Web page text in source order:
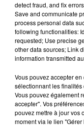
detect fraud, and fix
Save and communicate
process personal data
following functionalities:
requested; Use precise
other data sources; Link
information transmitted
Vous pouvez accepter
sélectionnant les finalités
Vous pouvez également
accepter". Vos
pouvez mettre à jour vos
moment via le lien